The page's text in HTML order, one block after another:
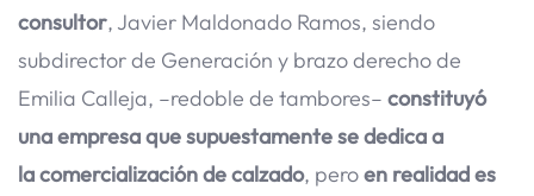
consultor, Javier Maldonado Ramos, siendo
subdirector de Generación y brazo derecho de
Emilia Calleja, –redoble de tambores– constituyó
una empresa que supuestamente se dedica a
lacomercialización de calzado, peroen realidad es